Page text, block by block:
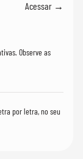
Acessar →
Observe as
por letra, no seu